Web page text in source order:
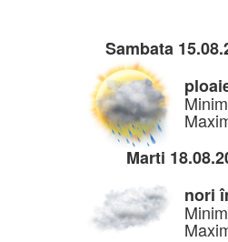
Sambata
Marti
nori